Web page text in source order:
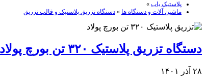
پلاستیک یاب »
ماشین آلات و دستگاه ها » دستگاه تزریق پلاستیک و قالب تزریق
دستگاه تزریق پلاستیک ۳۲۰ تن بورچ پولاد
۲۸ آذر ۱۴۰۱